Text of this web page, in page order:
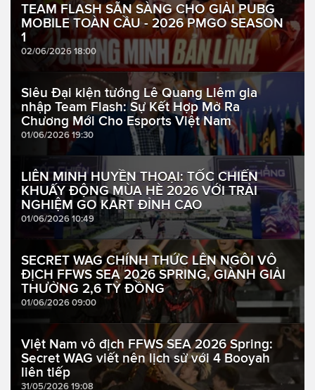
TEAM FLASH SẴN SÀNG CHO GIẢI PUBG
MOBILE TOÀN CẦU - 2026 PMGO SEASON
1
02/06/2026 18:00
Siêu Đại kiện tướng Lê Quang Liêm gia
nhập Team Flash: Sự Kết Hợp Mở Ra
Chương Mới Cho Esports Việt Nam
01/06/2026 19:30
LIÊN MINH HUYỀN THOẠI: TỐC CHIẾN
KHUẤY ĐỘNG MÙA HÈ 2026 VỚI TRẢI
NGHIỆM GO KART ĐỈNH CAO
01/06/2026 10:49
SECRET WAG CHÍNH THỨC LÊN NGÔI VÔ
ĐỊCH FFWS SEA 2026 SPRING, GIÀNH GIẢI
THƯỞNG 2,6 TỶ ĐỒNG
01/06/2026 09:00
Việt Nam vô địch FFWS SEA 2026 Spring:
Secret WAG viết nên lịch sử với 4 Booyah
liên tiếp
31/05/2026 19:08